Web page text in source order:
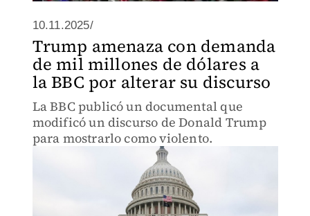
10.11.2025/
Trump amenaza con demanda
de mil millones de dólares a
la BBC por alterar su discurso
La BBC publicó un documental que
modificó un discurso de Donald Trump
para mostrarlo como violento.